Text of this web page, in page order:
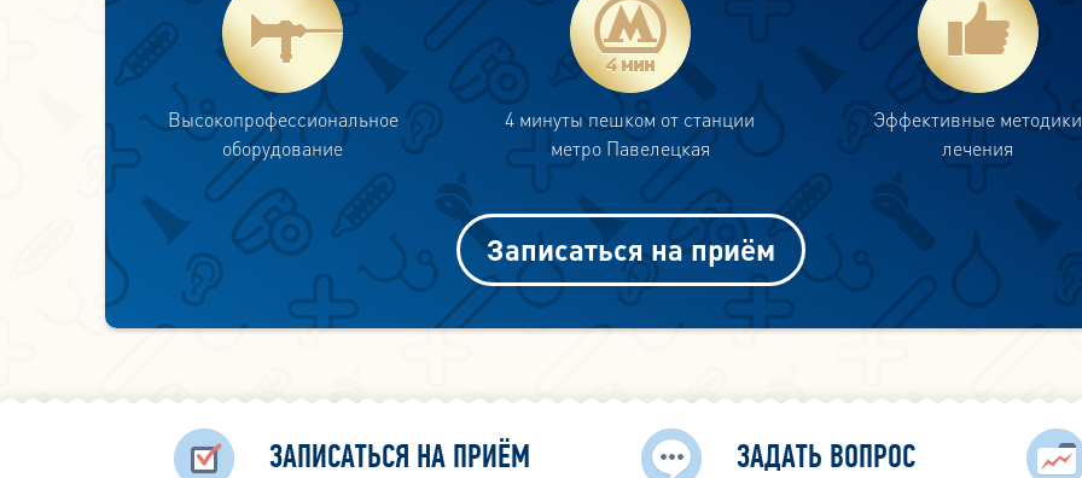
Высокопрофессиональное
оборудование
4 минуты пешком от станции
метро Павелецкая
Эффективные методики
лечения
Записаться на приём
ЗАПИСАТЬСЯ НА ПРИЁМ ЗАДАТЬ ВОПРОС